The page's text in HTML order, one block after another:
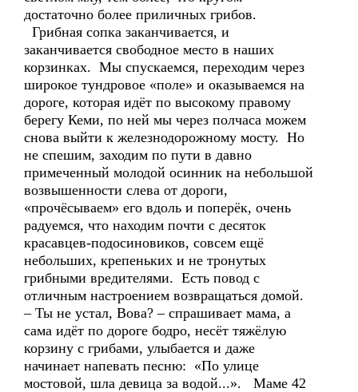
достаточно более приличных грибов.
Грибная сопка заканчивается, и
заканчивается свободное место в наших
корзинках. Мы спускаемся, переходим через
широкое тундровое «поле» и оказываемся на
дороге, которая идёт по высокому правому
берегу Кеми, по ней мы через полчаса можем
снова выйти к железнодорожному мосту. Но
не спешим, заходим по пути в давно
примеченный молодой осинник на небольшой
возвышенности слева от дороги,
«прочёсываем» его вдоль и поперёк, очень
радуемся, что находим почти с десяток
красавцев-подосиновиков, совсем ещё
небольших, крепеньких и не тронутых
грибными вредителями. Есть повод с
отличным настроением возвращаться домой.
– Ты не устал, Вова? – спрашивает мама, а
сама идёт по дороге бодро, несёт тяжёлую
корзину с грибами, улыбается и даже
начинает напевать песню: «По улице
мостовой, шла девица за водой...». Маме 42